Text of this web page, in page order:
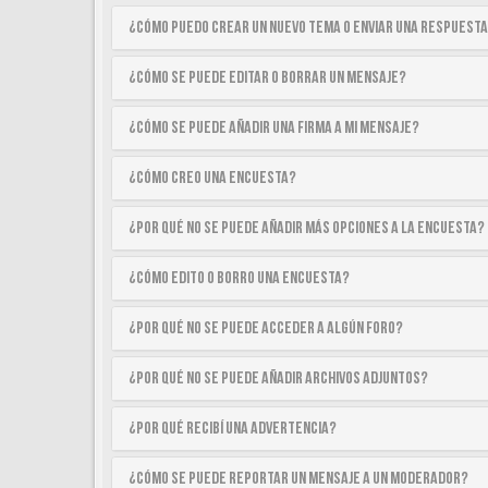
¿Cómo puedo crear un nuevo tema o enviar una
¿Cómo se puede editar o borrar un mensaje?
¿Cómo se puede añadir una firma a mi mensaje?
¿Cómo creo una encuesta?
¿Por qué no se puede añadir más opciones a la encuesta?
¿Cómo edito o borro una encuesta?
¿Por qué no se puede acceder a algún foro?
¿Por qué no se puede añadir archivos adjuntos?
¿Por qué recibí una advertencia?
¿Cómo se puede reportar un mensaje a un moderador?